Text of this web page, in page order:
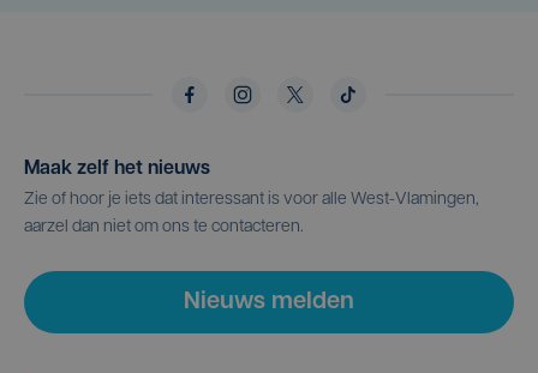
Maak zelf het nieuws
Zie of hoor je iets dat interessant is voor alle West-Vlamingen,
aarzel dan niet om ons te contacteren.
Nieuws melden